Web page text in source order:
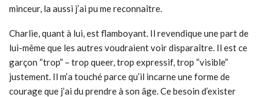
minceur, la aussi j’ai pu me reconnaître.
Charlie, quant à lui, est flamboyant. Il revendique une part de
lui-même que les autres voudraient voir disparaître. Il est ce
garçon “trop” – trop queer, trop expressif, trop “visible”
justement. Il m’a touché parce qu’il incarne une forme de
courage que j’ai du prendre à son âge. Ce besoin d’exister